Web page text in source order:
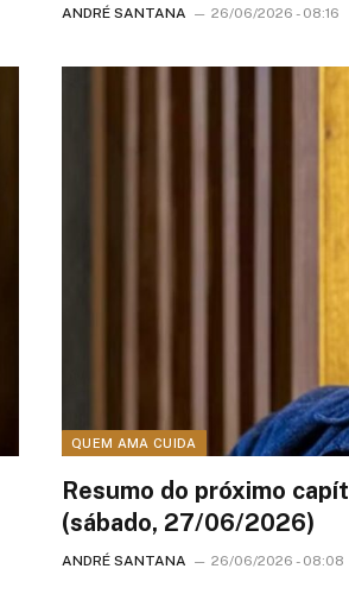
ANDRÉ SANTANA 26/06/2026 - 08:16
QUEM AMA CUIDA
Resumo do próximo
(sábado, 27/06/2026)
ANDRÉ SANTANA 26/06/2026 - 08:08